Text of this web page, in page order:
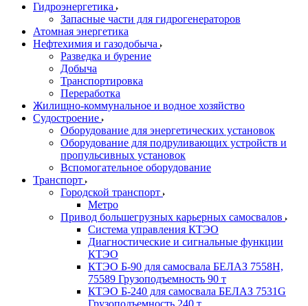
Гидроэнергетика
Запасные части для гидрогенераторов
Атомная энергетика
Нефтехимия и газодобыча
Разведка и бурение
Добыча
Транспортировка
Переработка
Жилищно-коммунальное и водное хозяйство
Судостроение
Оборудование для энергетических установок
Оборудование для подруливающих устройств и
пропульсивных установок
Вспомогательное оборудование
Транспорт
Городской транспорт
Метро
Привод большегрузных карьерных самосвалов
Система управления КТЭО
Диагностические и сигнальные функции
КТЭО
КТЭО Б-90 для самосвала БЕЛАЗ 7558H,
75589 Грузоподъемность 90 т
КТЭО Б-240 для самосвала БЕЛАЗ 7531G
Грузоподъемность 240 т